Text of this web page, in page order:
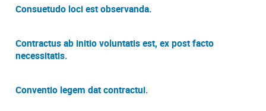
Consuetudo loci est observanda.
Contractus ab initio voluntatis est, ex post facto
necessitatis.
Conventio legem dat contractui.